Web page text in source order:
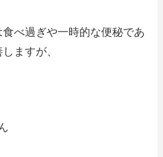
べ過ぎや一時的な便秘であ
ますが、